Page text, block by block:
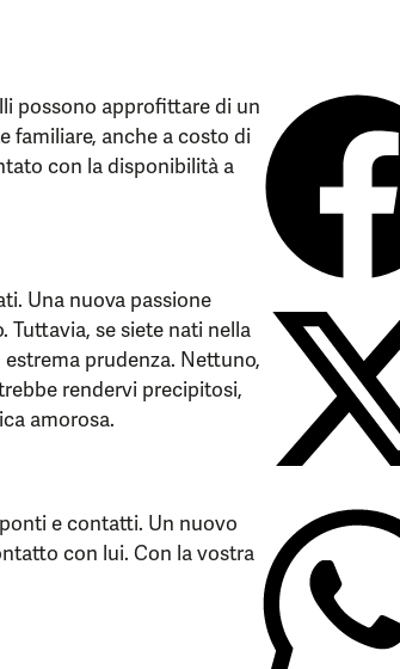
possono approfittare di un
familiare, anche a costo di
con la disponibilità a
Una nuova passione
se siete nati nella
prudenza. Nettuno,
rendervi precipitosi,
amorosa.
e contatti. Un nuovo
con lui. Con la vostra